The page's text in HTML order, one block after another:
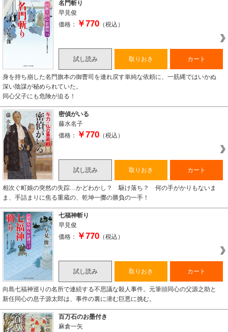
名門斬り
早見俊
価格：
￥770 （税込）
試し読み 取りおき カート
身を持ち崩した名門旗本の御曹司を連れ戻す単純な依頼に、一筋縄ではいかぬ
深い陰謀が秘められていた。
同心父子にも危険が迫る！
密偵がいる
藤水名子
価格：
￥770 （税込）
試し読み 取りおき カート
相次ぐ町娘の突然の失踪…かどわかし？ 駆け落ち？ 何の手がかりもないま
ま、手詰まりに焦る重蔵の、乾坤一擲の勝負の一手！
七福神斬り
早見俊
価格：
￥770 （税込）
試し読み 取りおき カート
向島七福神巡りの名所で連続する不思議な殺人事件。元筆頭同心の父源之助と
新任同心の息子源太郎は、事件の裏に潜む巨悪に挑む。
百万石のお墨付き
麻倉一矢